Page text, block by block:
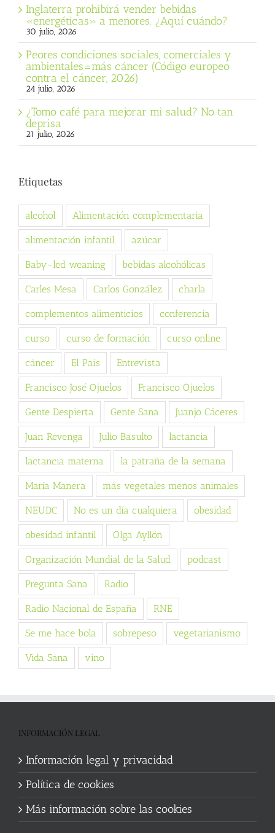
Inglaterra prohibirá vender bebidas
«energéticas» a menores. ¿Aquí cuándo?
30 julio, 2026
Peores condiciones sociales, comerciales y
ambientales=más cáncer (Código europeo
contra el cáncer, 2026)
24 julio, 2026
¿Tomo café para mejorar mi salud? No tan
deprisa
21 julio, 2026
Etiquetas
alcohol Alimentación complementaria
alimentación infantil azúcar
Baby-led weaning bebidas alcohólicas
Carles Mesa Carlos González charla
complementos alimenticios conferencia
curso curso de formación curso online
cáncer El País Entrevista
Francisco José Ojuelos Francisco Ojuelos
Gente Despierta Gente Sana Juanjo Cáceres
Juan Revenga Julio Basulto lactancia
lactancia materna la patraña de la semana
Maria Manera más vegetales menos animales
NEUDC No es un día cualquiera obesidad
obesidad infantil Olga Ayllón
Organización Mundial de la Salud podcast
Pregunta Sana Radio
Radio Nacional de España RNE
Se me hace bola sobrepeso vegetarianismo
Vida Sana vino
INFORMACIÓN LEGAL
Información legal y privacidad
Política de cookies
Más información sobre las cookies